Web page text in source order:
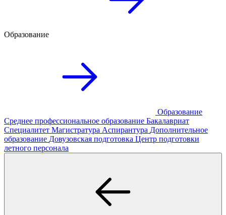
Образование
Образование
Среднее профессиональное образование Бакалавриат
Специалитет Магистратура Аспирантура Дополнительное
образование Довузовская подготовка Центр подготовки
летного персонала